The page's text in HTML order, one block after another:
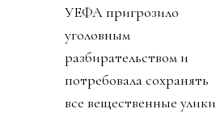
УЕФА пригрозило
уголовным
разбирательством и
потребовала сохранять
все вещественные улики